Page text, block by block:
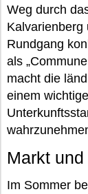
Weg durch
Kalvarienberg
Rundgang
als
macht die
einem
Markt
Im Sommer